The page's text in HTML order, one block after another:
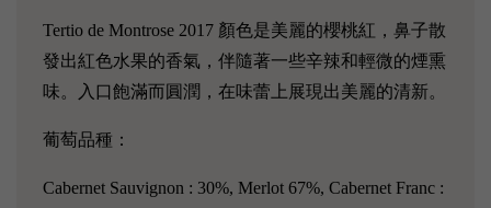
Tertio de Montrose 2017 顏色是美麗的櫻桃紅，鼻子散
發出紅色水果的香氣，伴隨著一些辛辣和輕微的煙熏
味。入口飽滿而圓潤，在味蕾上展現出美麗的清新。
葡萄品種：
Cabernet Sauvignon : 30%, Merlot 67%, Cabernet Franc :